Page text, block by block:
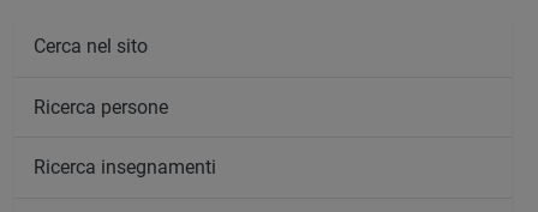
Cerca nel sito
Ricerca persone
Ricerca insegnamenti